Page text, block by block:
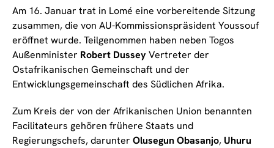
Am 16. Januar trat in Lomé eine vorbereitende Sitzung
zusammen, die von AU-Kommissionspräsident Youssouf
eröffnet wurde. Teilgenommen haben neben Togos
Außenminister Robert DusseyVertreter der
Ostafrikanischen Gemeinschaft und der
Entwicklungsgemeinschaft des Südlichen Afrika.
Zum Kreis der von der Afrikanischen Union benannten
Facilitateurs gehören frühere Staats und
Regierungschefs, darunter Olusegun Obasanjo, Uhuru